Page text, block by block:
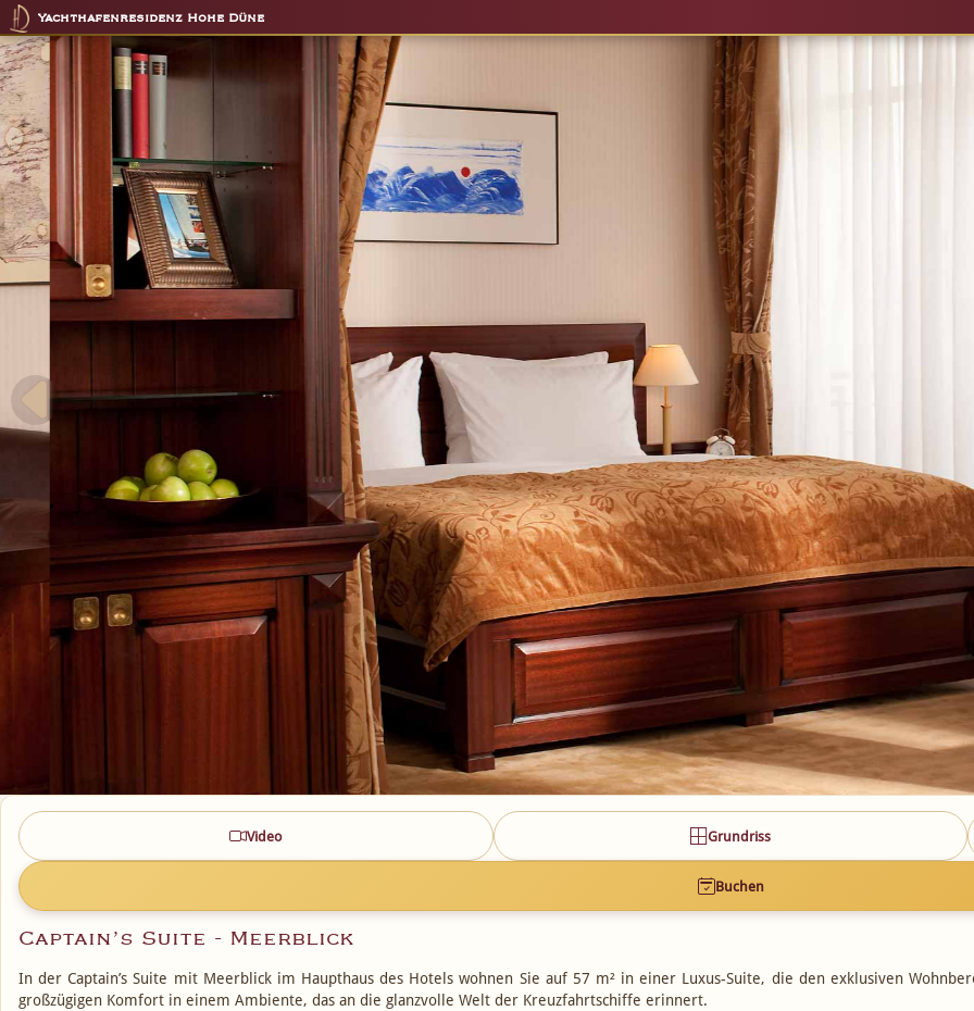
Yachthafenresidenz Hohe Düne
Video Grundriss
Buchen
Captain’s Suite - Meerblick
In der Captain’s Suite mit Meerblick im Haupthaus des Hotels wohnen Sie auf 57 m² in einer Luxus-Suite, die den exklusiven
großzügigen Komfort in einem Ambiente, das an die glanzvolle Welt der Kreuzfahrtschiffe erinnert.